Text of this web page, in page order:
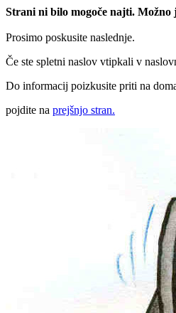
Strani ni bilo mogoče najti. Možno
Prosimo poskusite naslednje.
Če ste spletni naslov vtipkali v
Do informacij poizkusite priti na
pojdite na prejšnjo stran.